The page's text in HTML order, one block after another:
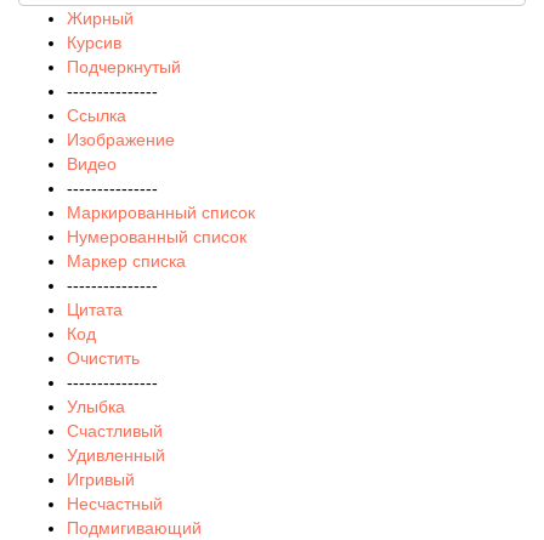
Жирный
Курсив
Подчеркнутый
---------------
Ссылка
Изображение
Видео
---------------
Маркированный список
Нумерованный список
Маркер списка
---------------
Цитата
Код
Очистить
---------------
Улыбка
Счастливый
Удивленный
Игривый
Несчастный
Подмигивающий